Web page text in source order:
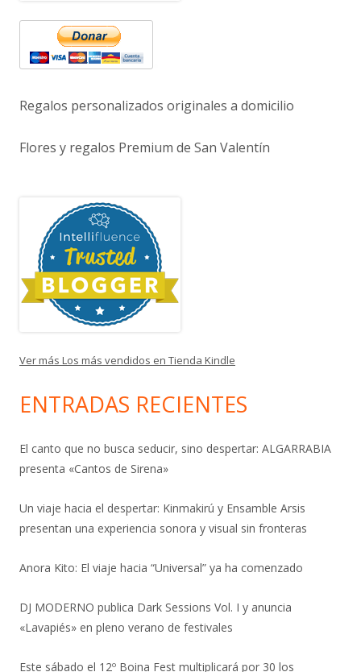
Regalos personalizados originales a domicilio
Flores y regalos Premium de San Valentín
Ver más Los más vendidos en Tienda Kindle
ENTRADAS RECIENTES
El canto que no busca seducir, sino despertar: ALGARRABIA
presenta «Cantos de Sirena»
Un viaje hacia el despertar: Kinmakirú y Ensamble Arsis
presentan una experiencia sonora y visual sin fronteras
Anora Kito: El viaje hacia “Universal” ya ha comenzado
DJ MODERNO publica Dark Sessions Vol. I y anuncia
«Lavapiés» en pleno verano de festivales
Este sábado el 12º Boina Fest multiplicará por 30 los